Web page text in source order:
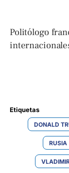
Politólogo
Etiquetas
DONALD
RUSIA